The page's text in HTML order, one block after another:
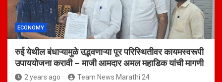
ECONOMY
रुई येथील बंधाऱ्यामुळे उद्भवणाऱ्या पूर परिस्थितीवर कायमस्वरूपी
उपाययोजना करावी – माजी आमदार अमल महाडिक यांची मागणी
2 years ago Team News Marathi 24